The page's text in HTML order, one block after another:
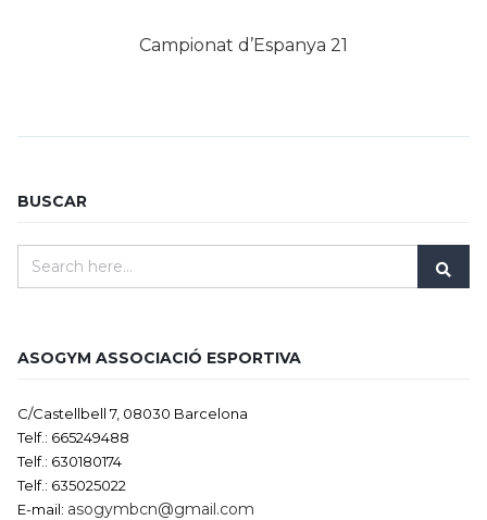
Campionat d’Espanya 21
BUSCAR
ASOGYM ASSOCIACIÓ ESPORTIVA
C/Castellbell 7, 08030 Barcelona
Telf.: 665249488
Telf.: 630180174
Telf.: 635025022
E-mail: asogymbcn@gmail.com